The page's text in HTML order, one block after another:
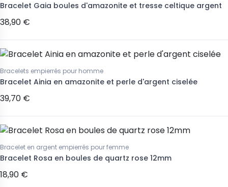
Bracelet Gaia boules d'amazonite et tresse celtique argent
38,90 €
Bracelets empierrés pour homme
Bracelet Ainia en amazonite et perle d'argent ciselée
39,70 €
Bracelet en argent empierrés pour femme
Bracelet Rosa en boules de quartz rose 12mm
18,90 €